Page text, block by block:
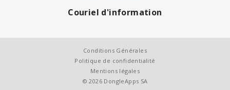
Couriel d'information
Conditions Générales
Politique de confidentialité
Mentions légales
© 2026 DongleApps SA